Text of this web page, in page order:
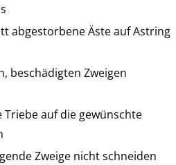
abgestorbene Äste auf Astring
beschädigten Zweigen
Triebe auf die gewünschte
Zweige nicht schneiden